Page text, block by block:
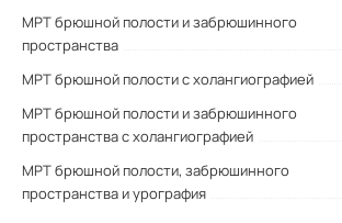
МРТ брюшной полости и забрюшинного
пространства
МРТ брюшной полости с холангиографией
МРТ брюшной полости и забрюшинного
пространства с холангиографией
МРТ брюшной полости, забрюшинного
пространства и урография